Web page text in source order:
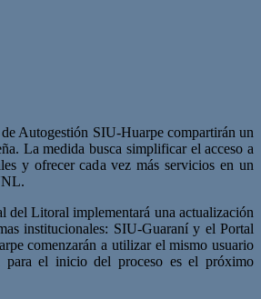
Autogestión SIU-Huarpe compartirán un
La medida busca simplificar el acceso a
y ofrecer cada vez más servicios en un
del Litoral implementará una actualización
institucionales: SIU-Guaraní y el Portal
comenzarán a utilizar el mismo usuario
para el inicio del proceso es el próximo